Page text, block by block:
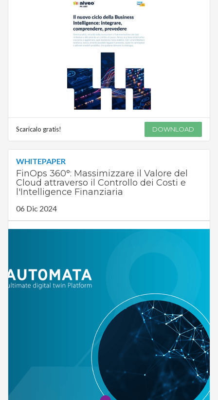
Scaricalo gratis! DOWNLOAD
WHITEPAPER
FinOps 360°: Massimizzare il Valore del
Cloud attraverso il Controllo dei Costi e
l'Intelligence Finanziaria
06 Dic 2024